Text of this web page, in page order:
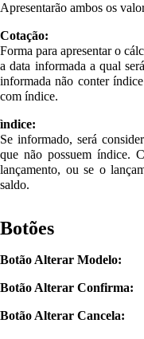
Apresentarão ambos os
Cotação:
Forma para apresentar o
a data informada a qual
informada não conter
com índice.
ìndice:
Se informado, será
que não possuem índice.
lançamento, ou se o
saldo.
Botões
Botão Alterar Modelo:
Botão Alterar Confirma:
Botão Alterar Cancela: